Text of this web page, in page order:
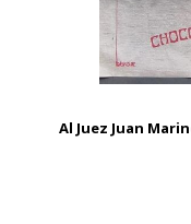
Al Juez Juan